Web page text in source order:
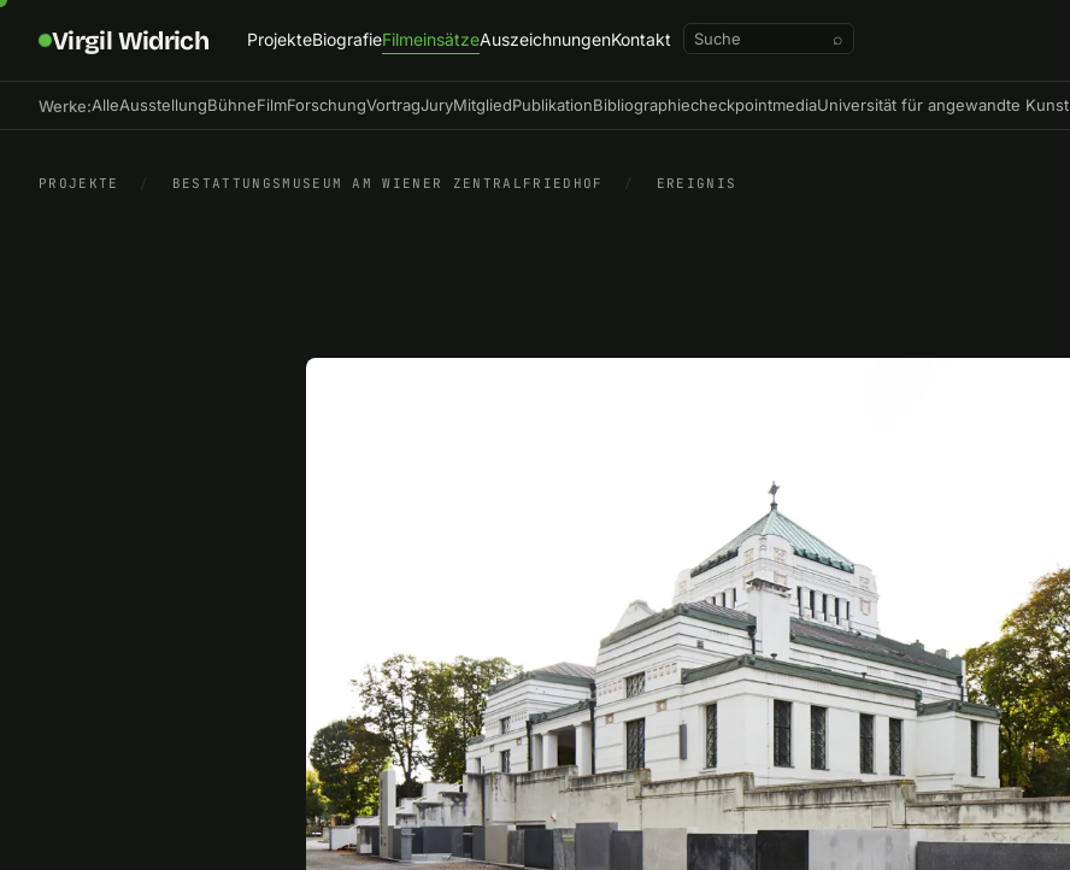
Virgil Widrich ProjekteBiografieFilmeinsätzeAuszeichnungenKontakt ⌕
Werke:AlleAusstellungBühneFilmForschungVortragJuryMitgliedPublikationBibliographiecheckpointmediaUniversität für angewandte Kunst
PROJEKTE / BESTATTUNGSMUSEUM AM WIENER ZENTRALFRIEDHOF / EREIGNIS